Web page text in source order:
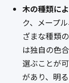
木の種類に
ク、メープ
ざまな種類
は独自の色
選ぶことが
があり、明